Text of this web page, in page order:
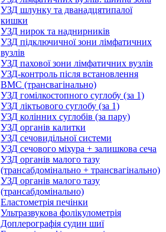
УЗД шлунку та дванадцятипалої
кишки
УЗД нирок та наднирників
УЗД підключичної зони лімфатичних
вузлів
УЗД пахової зони лімфатичних вузлів
УЗД-контроль після встановлення
ВМС (трансвагінально)
УЗД гомілкостопного суглобу (за 1)
УЗД ліктьового суглобу (за 1)
УЗД колінних суглобів (за пару)
УЗД органів калитки
УЗД сечовидільної системи
УЗД сечового міхура + залишкова сеча
УЗД органів малого тазу
(трансабдомінально + трансвагінально)
УЗД органів малого тазу
(трансабдомінально)
Еластометрія печінки
Ультразвукова фолікулометрія
Доплерографія судин шиї